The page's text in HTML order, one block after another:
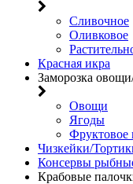
Сливочное
Оливковое
Красная икра
Заморозка
Овощи
Ягоды
Фруктовое
Чизкейки/
Консервы
Крабовые